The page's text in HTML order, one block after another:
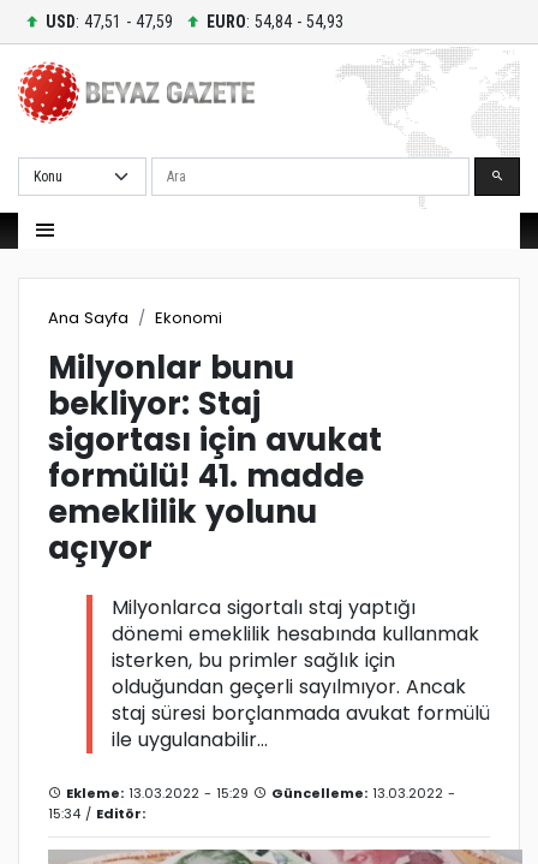
USD: 47,51 - 47,59 EURO: 54,84 - 54,93
Ara
Ana Sayfa Ekonomi
Milyonlar bunu
bekliyor: Staj
sigortası için avukat
formülü! 41. madde
emeklilik yolunu
açıyor
Milyonlarca sigortalı staj yaptığı
dönemi emeklilik hesabında kullanmak
isterken, bu primler sağlık için
olduğundan geçerli sayılmıyor. Ancak
staj süresi borçlanmada avukat formülü
ile uygulanabilir…
Ekleme: 13.03.2022 - 15:29 Güncelleme: 13.03.2022 -
15:34 / Editör: